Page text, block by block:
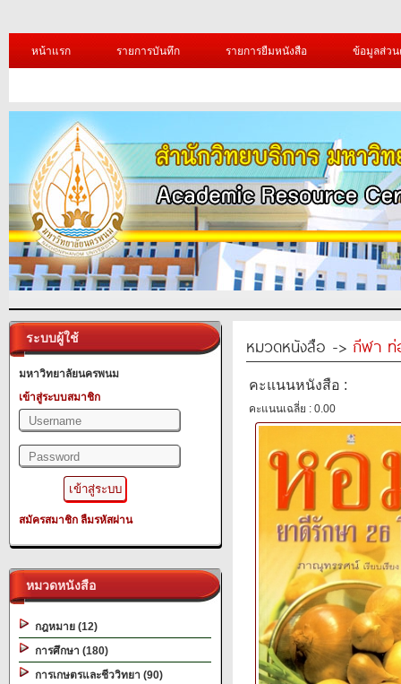
หน้าแรก รายการบันทึก รายการยืมหนังสือ ข้อมูลส่ว
ระบบผู้ใช้
มหาวิทยาลัยนครพนม
เข้าสู่ระบบสมาชิก
สมัครสมาชิก ลืมรหัสผ่าน
หมวดหนังสือ
กฎหมาย (12)
การศึกษา (180)
การเกษตรและชีววิทยา (90)
หมวดหนังสือ -> กีฬา ท่
คะแนนหนังสือ :
คะแนนเฉลี่ย : 0.00